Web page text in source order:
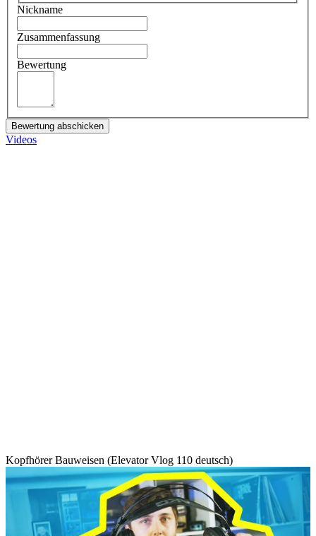
Nickname
Zusammenfassung
Bewertung
Bewertung abschicken
Videos
Kopfhörer Bauweisen (Elevator Vlog 110 deutsch)